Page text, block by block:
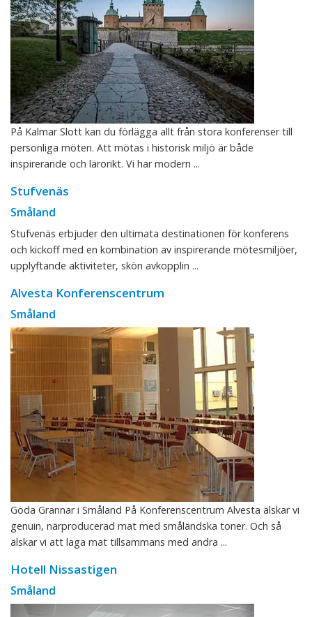
På Kalmar Slott kan du förlägga allt från stora konferenser till
personliga möten. Att mötas i historisk miljö är både
inspirerande och lärorikt. Vi har modern ...
Stufvenäs
Småland
Stufvenäs erbjuder den ultimata destinationen för konferens
och kickoff med en kombination av inspirerande mötesmiljöer,
upplyftande aktiviteter, skön avkopplin ...
Alvesta Konferenscentrum
Småland
Goda Grannar i Småland På Konferenscentrum Alvesta älskar vi
genuin, närproducerad mat med småländska toner. Och så
älskar vi att laga mat tillsammans med andra ...
Hotell Nissastigen
Småland